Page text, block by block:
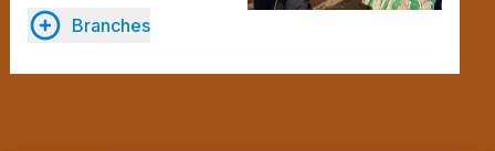
Branches